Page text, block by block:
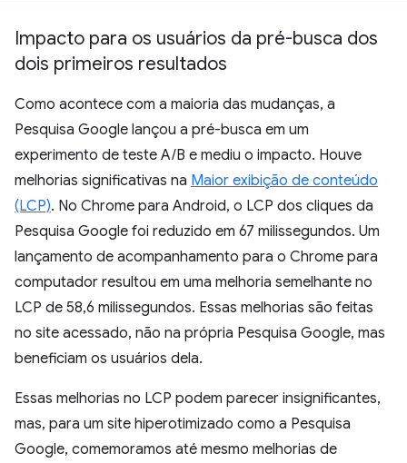
Impacto para os usuários da pré-busca dos
dois primeiros resultados
Como acontece com a maioria das mudanças, a
Pesquisa Google lançou a pré-busca em um
experimento de teste A/B e mediu o impacto. Houve
melhorias significativas na Maior exibição de conteúdo
(LCP). No Chrome para Android, o LCP dos cliques da
Pesquisa Google foi reduzido em 67 milissegundos. Um
lançamento de acompanhamento para o Chrome para
computador resultou em uma melhoria semelhante no
LCP de 58,6 milissegundos. Essas melhorias são feitas
no site acessado, não na própria Pesquisa Google, mas
beneficiam os usuários dela.
Essas melhorias no LCP podem parecer insignificantes,
mas, para um site hiperotimizado como a Pesquisa
Google, comemoramos até mesmo melhorias de